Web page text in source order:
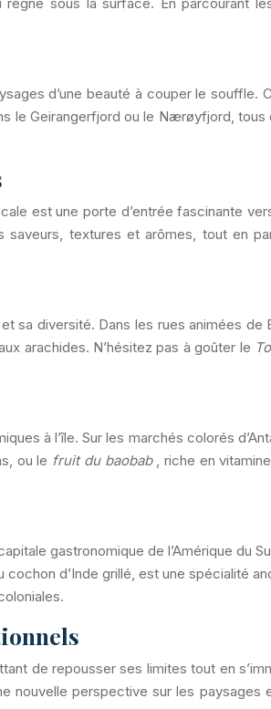
d’une beauté à couper le
Geirangerfjord ou le Nærøyfjord, tous
est une porte d’entrée fascinante
textures et arômes, tout en
diversité. Dans les rues animées
arachides. N’hésitez pas à goûter le
à l’île. Sur les marchés colorés
ou le fruit du baobab , riche en
gastronomique de l’Amérique du
cochon d’Inde grillé, est une spécialité
de repousser ses limites tout en
nouvelle perspective sur les